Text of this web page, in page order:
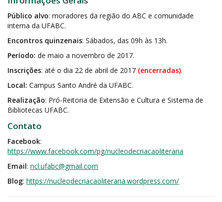
Público alvo: moradores da região do ABC e comunidade
interna da UFABC.
Encontros quinzenais: Sábados, das 09h às 13h.
Período: de maio a novembro de 2017.
Inscrições: até o dia 22 de abril de 2017 (encerradas).
Local: Campus Santo André da UFABC.
Realização: Pró-Reitoria de Extensão e Cultura e Sistema de
Bibliotecas UFABC.
Contato
Facebook:
https://www.facebook.com/pg/nucleodecriacaoliteraria
Email: ncl.ufabc@gmail.com
Blog: https://nucleodecriacaoliteraria.wordpress.com/